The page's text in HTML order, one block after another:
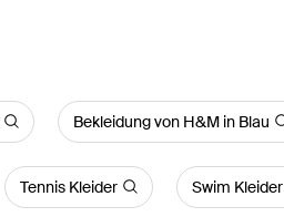
Bekleidung von H&M in Blau
Tennis Kleider Swim Kleider